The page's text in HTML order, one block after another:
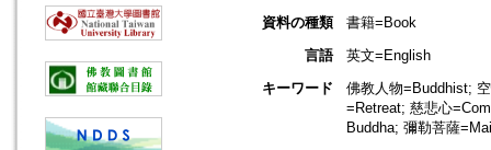
資料の種類
書籍=Book
言語
英文=English
キーワード
佛教人物=Buddhist;
=Retreat; 慈悲心
Buddha; 彌勒菩薩